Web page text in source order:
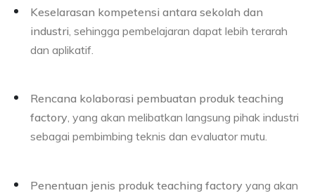
Keselarasan kompetensi antara sekolah dan
industri , sehingga pembelajaran dapat lebih terarah
dan aplikatif.
Rencana kolaborasi pembuatan produk teaching
factory, yang akan melibatkan langsung pihak industri
sebagai pembimbing teknis dan evaluator mutu.
Penentuan jenis produk teaching factory yang akan